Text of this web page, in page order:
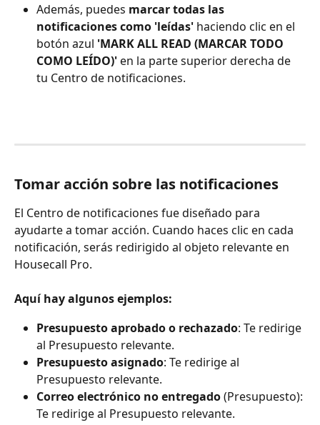
Además, puedes marcar todas las
notificacionescomo 'leídas' haciendo clic en el
botón azul 'MARK ALL READ (MARCAR TODO
COMO LEÍDO)' en la parte superior derecha de
tu Centro de notificaciones.
Tomar acción sobre las notificaciones
El Centro de notificaciones fue diseñado para
ayudarte a tomar acción. Cuando haces clic en cada
notificación, serás redirigido al objeto relevante en
Housecall Pro.
Aquí hay algunos ejemplos:
Presupuesto aprobado o rechazado: Te redirige
al Presupuesto relevante.
Presupuesto asignado: Te redirige al
Presupuesto relevante.
Correo electrónico no entregado (Presupuesto):
Te redirige al Presupuesto relevante.